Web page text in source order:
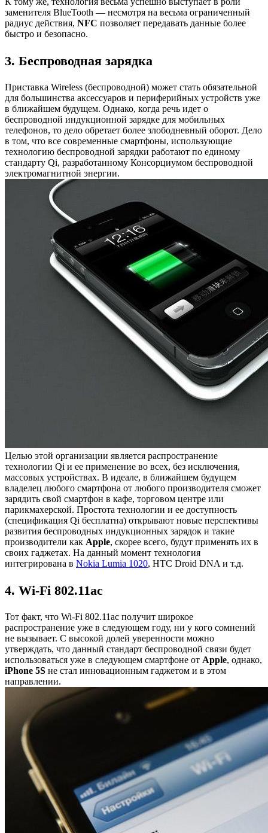
заменителя BlueTooth — несмотря на весьма ограниченный
радиус действия, NFC позволяет передавать данные более
быстро и безопасно.
3. Беспроводная зарядка
Приставка Wireless (беспроводной) может стать обязательной
для большинства аксессуаров и периферийных устройств уже
в ближайшем будущем. Однако, когда речь идет о
беспроводной индукционной зарядке для мобильных
телефонов, то дело обретает более злободневный оборот. Дело
в том, что все современные смартфоны, использующие
технологию беспроводной зарядки работают по единому
стандарту Qi, разработанному Консорциумом беспроводной
электромагнитной энергии.
Целью этой организации является распространение
технологии Qi и ее применение во всех, без исключения,
массовых устройствах. В идеале, в ближайшем будущем
владелец любого смартфона от любого производителя сможет
зарядить свой смартфон в кафе, торговом центре или
парикмахерской. Простота технологии и ее доступность
(спецификация Qi бесплатна) открывают новые перспективы
развития беспроводных индукционных зарядок и такие
производители как Apple, скорее всего, будут применять их в
своих гаджетах. На данный момент технология
интегрирована в Nokia Lumia 1020, HTC Droid DNA и т.д.
4. Wi-Fi 802.11ac
Тот факт, что Wi-Fi 802.11ac получит широкое
распространение уже в следующем году, ни у кого сомнений
не вызывает. С высокой долей уверенности можно
утверждать, что данный стандарт беспроводной связи будет
использоваться уже в следующем смартфоне от Apple, однако,
iPhone 5S не стал инновационным гаджетом и в этом
направлении.